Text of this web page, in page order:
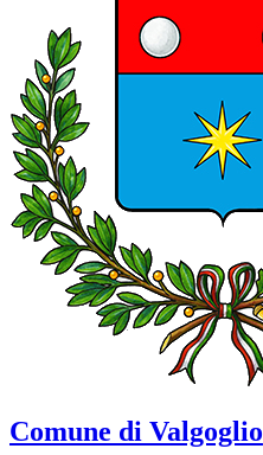
Comune di Valgoglio